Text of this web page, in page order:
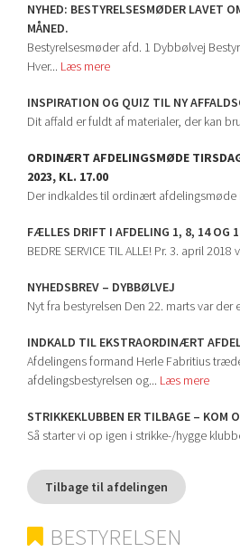
NYHED: BESTYRELSESMØDER LAVET
MÅNED.
Bestyrelsesmøder afd. 1 Dybbølvej
Hver... Læs mere
INSPIRATION OG QUIZ TIL NY
Dit affald er fuldt af materialer, der kan
ORDINÆRT AFDELINGSMØDE
2023, KL. 17.00
Der indkaldes til ordinært afdelingsmøde
FÆLLES DRIFT I AFDELING 1, 8, 14 OG
BEDRE SERVICE TIL ALLE! Pr. 3. april 2018
NYHEDSBREV – DYBBØLVEJ
Nyt fra bestyrelsen Den 22. marts var der
INDKALD TIL EKSTRAORDINÆRT
Afdelingens formand Herle Fabritius
afdelingsbestyrelsen og... Læs mere
STRIKKEKLUBBEN ER TILBAGE – KOM
Så starter vi op igen i strikke-/hygge
Tilbage til afdelingen
BESTYRELSEN